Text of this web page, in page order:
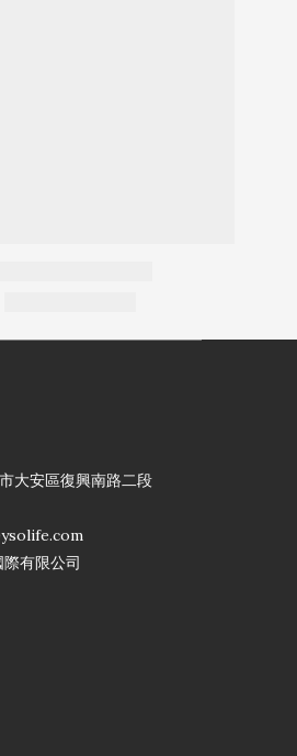
大安區復興南路二段
有限公司